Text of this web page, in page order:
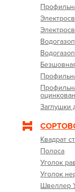
Заглушки
Квадрат
Полоса
Уголок
Уголок
Швеллер